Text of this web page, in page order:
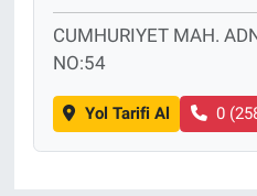
CUMHURIYET MAH.
NO:54
Yol Tarifi Al 0